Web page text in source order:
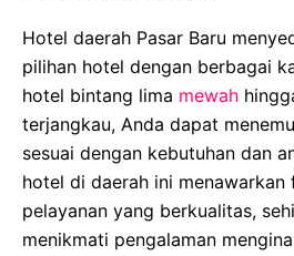
Hotel daerah Pasar Baru
pilihan hotel dengan berbagai
hotel bintang lima mewah
terjangkau, Anda dapat
sesuai dengan kebutuhan dan
hotel di daerah ini menawarkan
pelayanan yang berkualitas,
menikmati pengalaman